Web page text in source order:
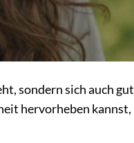
sondern sich auch gut
hervorheben kannst,